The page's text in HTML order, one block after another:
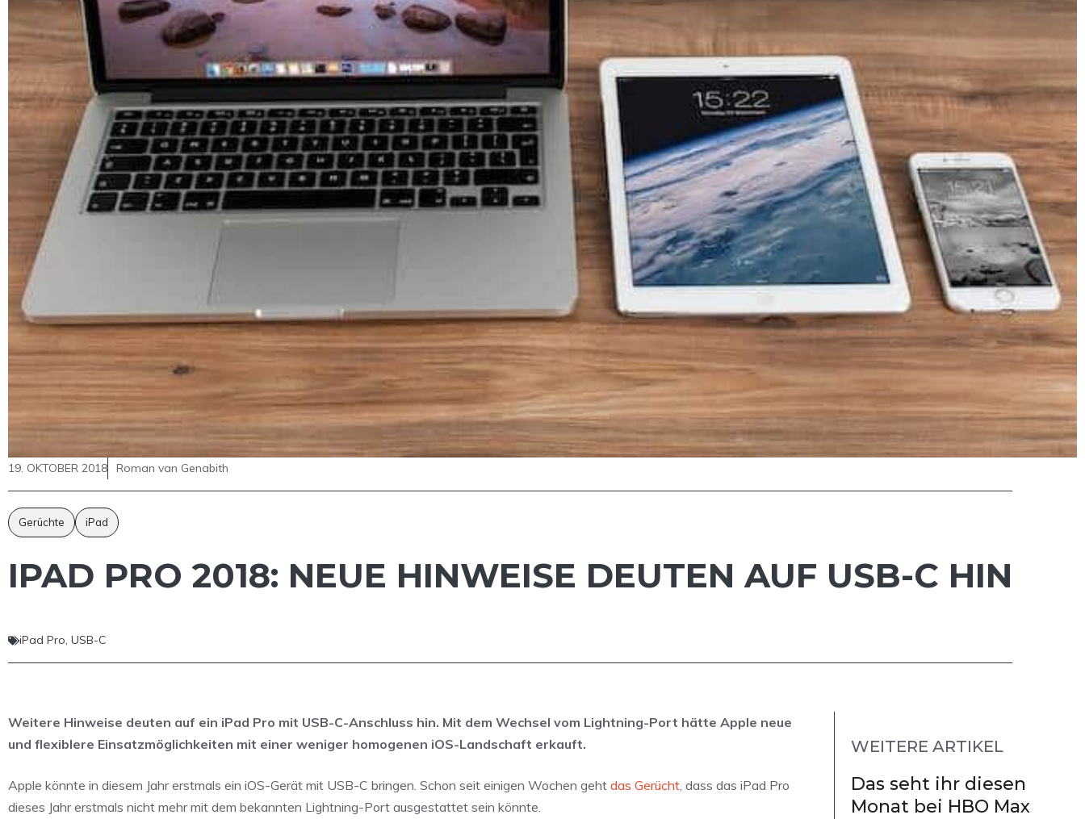
19. OKTOBER 2018 Roman van Genabith
Gerüchte iPad
IPAD PRO 2018: NEUE HINWEISE DEUTEN AUF USB-C HIN
iPad Pro, USB-C
Weitere Hinweise deuten auf ein iPad Pro mit USB-C-Anschluss hin. Mit dem Wechsel vom Lightning-Port hätte Apple neue
und flexiblere Einsatzmöglichkeiten mit einer weniger homogenen iOS-Landschaft erkauft.
Apple könnte in diesem Jahr erstmals ein iOS-Gerät mit USB-C bringen. Schon seit einigen Wochen geht das Gerücht, dass das iPad Pro
dieses Jahr erstmals nicht mehr mit dem bekannten Lightning-Port ausgestattet sein könnte.
WEITERE ARTIKEL
Das seht ihr diesen
Monat bei HBO Max